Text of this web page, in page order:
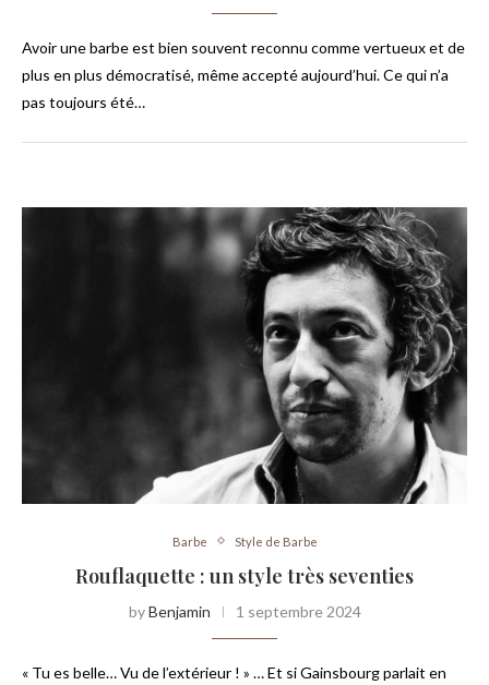
Avoir une barbe est bien souvent reconnu comme vertueux et de
plus en plus démocratisé, même accepté aujourd’hui. Ce qui n’a
pas toujours été…
Barbe Style de Barbe
Rouflaquette : un style très seventies
byBenjamin 1 septembre 2024
« Tu es belle… Vu de l’extérieur ! » … Et si Gainsbourg parlait en